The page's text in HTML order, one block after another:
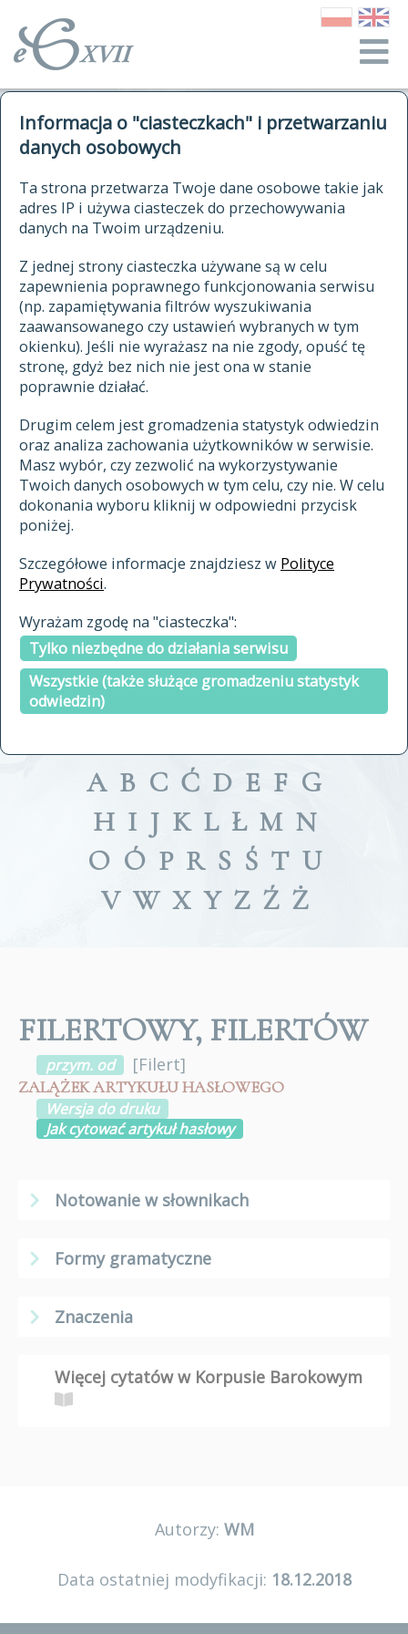
Informacja o "ciasteczkach" i przetwarzaniu
danych osobowych
Ta strona przetwarza Twoje dane osobowe takie jak
adres IP i używa ciasteczek do przechowywania
danych na Twoim urządzeniu.
Z jednej strony ciasteczka używane są w celu
zapewnienia poprawnego funkcjonowania serwisu
(np. zapamiętywania filtrów wyszukiwania
zaawansowanego czy ustawień wybranych w tym
okienku). Jeśli nie wyrażasz na nie zgody, opuść tę
stronę, gdyż bez nich nie jest ona w stanie
poprawnie działać.
Drugim celem jest gromadzenia statystyk odwiedzin
oraz analiza zachowania użytkowników w serwisie.
Masz wybór, czy zezwolić na wykorzystywanie
Twoich danych osobowych w tym celu, czy nie. W celu
dokonania wyboru kliknij w odpowiedni przycisk
poniżej.
Szczegółowe informacje znajdziesz w Polityce
Prywatności.
Wyrażam zgodę na "ciasteczka":
Tylko niezbędne do działania serwisu
Wszystkie (także służące gromadzeniu statystyk
odwiedzin)
autorzy Słownika
historia
publikacje
źródła
autorzy tekstów źródłowych
zasady opracowania
statystyki
najnowsze hasła
ostatnio zmodyfikowane hasła
materiały archiwalne
cytowanie
kontakt
kwerendy
jak cytować Słownik
ELEKTRONICZNY SŁOWNIK
JĘZYKA POLSKIEGO
XVII I XVIII WIEKU
znajdź hasła
zaczynające się od
indeksie
a fronte
a tergo
A B C Ć D E F G
H I J K L Ł M N
O Ó P R S Ś T U
V W X Y Z Ź Ż
FILERTOWY, FILERTÓW
przym. od [Filert]
ZALĄŻEK ARTYKUŁU HASŁOWEGO
Wersja do druku
Jak cytować artykuł hasłowy
Notowanie w słownikach
Formy gramatyczne
Znaczenia
Więcej cytatów w Korpusie Barokowym
Autorzy: WM
Data ostatniej modyfikacji: 18.12.2018